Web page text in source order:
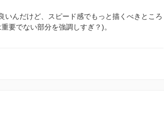
んだけど、スピード感でもっと描くべきところ
要でない部分を強調しすぎ？)。